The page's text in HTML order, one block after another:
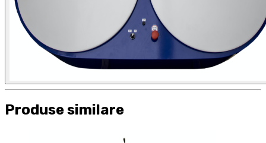
Produse similare